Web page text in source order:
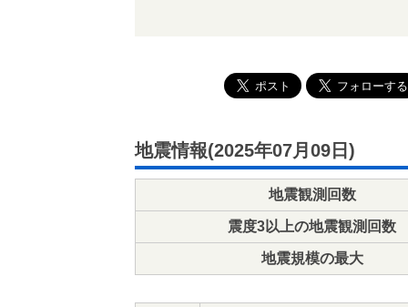
地震情報(2025年07月09日)
地震観測回数
震度3以上の地震観測回数
地震規模の最大